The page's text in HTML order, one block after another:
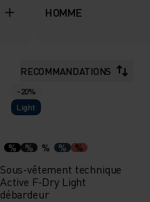
HOMME
RECOMMANDATIONS
-20%
Light
% % % % %
Sous-vêtement technique
Active F-Dry Light
débardeur